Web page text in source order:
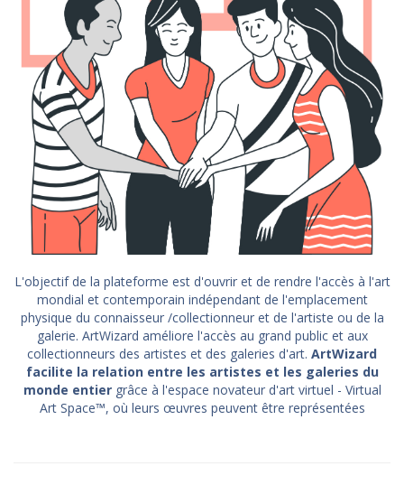
L'objectif de la plateforme est d'ouvrir et de rendre l'accès à l'art
mondial et contemporain indépendant de l'emplacement
physique du connaisseur /collectionneur et de l'artiste ou de la
galerie. ArtWizard améliore l'accès au grand public et aux
collectionneurs des artistes et des galeries d'art. ArtWizard
facilite la relation entre les artistes et les galeries du
monde entiergrâce à l'espace novateur d'art virtuel - Virtual
Art Space™, où leurs œuvres peuvent être représentées